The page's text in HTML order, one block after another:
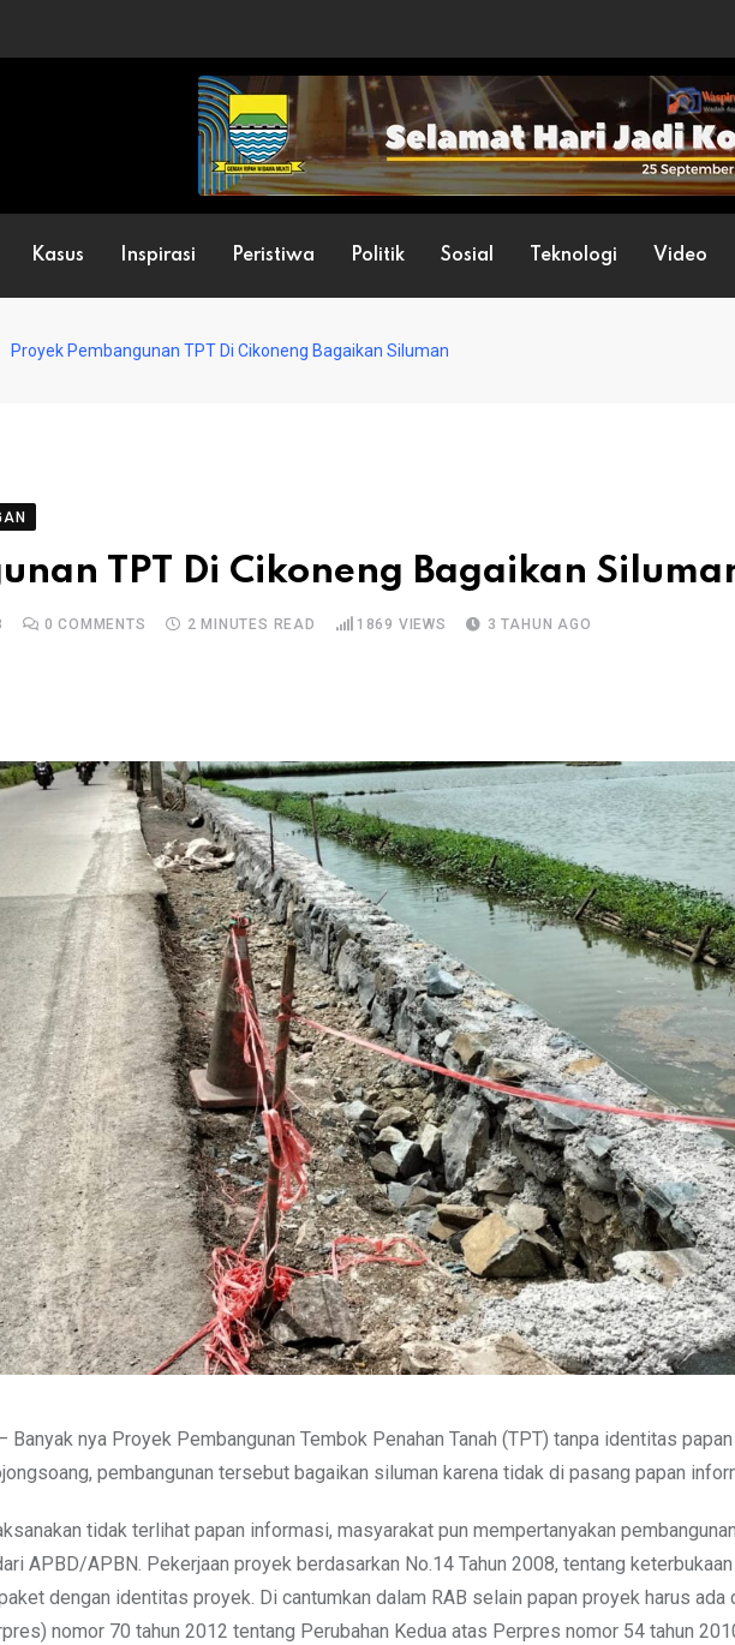
Kasus Inspirasi Peristiwa Politik Sosial Teknologi Video
Proyek Pembangunan TPT Di Cikoneng Bagaikan Siluman
TPT Di Cikoneng Bagaikan
0 COMMENTS 2 MINUTES READ 1869 VIEWS 3 TAHUN AGO
Banyak nya Proyek Pembangunan Tembok Penahan Tanah (TPT) tanpa identitas
pembangunan tersebut bagaikan siluman karena tidak di pasang papan
tidak terlihat papan informasi, masyarakat pun mempertanyakan
APBD/APBN. Pekerjaan proyek berdasarkan No.14 Tahun 2008, tentang
dengan identitas proyek. Di cantumkan dalam RAB selain papan proyek harus ada
nomor 70 tahun 2012 tentang Perubahan Kedua atas Perpres nomor 54 tahun